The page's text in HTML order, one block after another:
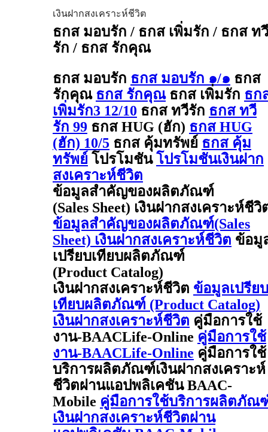
เงินฝากสงเคราะห์ชีวิต
ธกส มอบรัก / ธกส เพิ่มรัก / ธกส ทวี
รัก / ธกส รักคุณ
ธกส มอบรัก ธกส มอบรัก ๑/๑ ธกส
รักคุณ ธกส รักคุณ ธกส เพิ่มรัก ธก
เพิ่มรัก3 12/10 ธกส ทวีรัก ธกส ทวี
รัก 99 ธกส HUG (ฮัก) ธกส HUG
(ฮัก) 10/5 ธกส คุ้มทรัพย์ ธกส คุ้ม
ทรัพย์ โปรโมชัน โปรโมชันเงินฝาก
สงเคราะห์ชีวิต
ข้อมูลสำคัญของผลิตภัณฑ์
(Sales Sheet) เงินฝากสงเคราะห์ชีวิ
ข้อมูลสำคัญของผลิตภัณฑ์(Sales
Sheet) เงินฝากสงเคราะห์ชีวิต ข้อมู
เปรียบเทียบผลิตภัณฑ์
(Product Catalog)
เงินฝากสงเคราะห์ชีวิต ข้อมูลเปรียบ
เทียบผลิตภัณฑ์ (Product Catalog)
เงินฝากสงเคราะห์ชีวิต คู่มือการใช้
งาน-BAACLife-Online คู่มือการใช้
งาน-BAACLife-Online คู่มือการใช้
บริการผลิตภัณฑ์เงินฝากสงเคราะห์
ชีวิตผ่านแอปพลิเคชัน BAAC-
Mobile คู่มือการใช้บริการผลิตภัณ
เงินฝากสงเคราะห์ชีวิตผ่าน